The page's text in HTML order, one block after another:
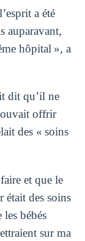
a été
auparavant,
hôpital », a
dit qu’il ne
offrir
des « soins
et que le
des soins
bébés
sur ma